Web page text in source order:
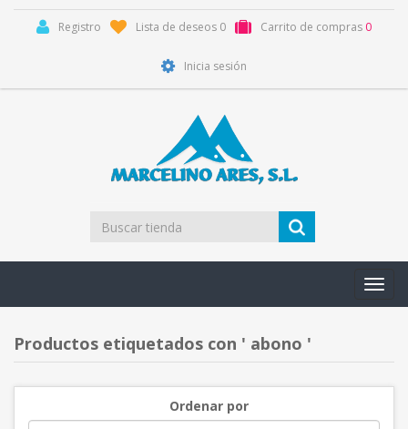
Registro Lista de deseos 0 Carrito de compras 0
Inicia sesión
Productos etiquetados con ' abono '
Ordenar por